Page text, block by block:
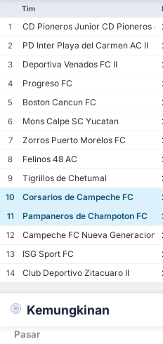
Tim
1 CD Pioneros Junior CD Pioneros
2
PD Inter Playa del Carmen AC II
3
Deportiva Venados FC II
4
Progreso FC
5
Boston Cancun FC
6
Mons Calpe SC Yucatan
7
Zorros Puerto Morelos FC
8
Felinos 48 AC
9
Tigrillos de Chetumal
10
Corsarios de Campeche FC
11
Pampaneros de Champoton FC
12
Campeche FC Nueva Generacion
13
ISG Sport FC
14
Club Deportivo Zitacuaro II
Kemungkinan
Pasar